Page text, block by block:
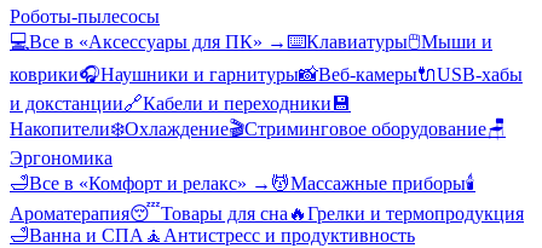
Роботы-пылесосы
💻Все в «Аксессуары для ПК» →⌨️Клавиатуры🖱️Мыши и
коврики🎧Наушники и гарнитуры📸Веб-камеры🔌USB-хабы
и докстанции🔗Кабели и переходники 💾
Накопители❄️Охлаждение🎬Стриминговое оборудование🪑
Эргономика
🛁Все в «Комфорт и релакс» → 💆Массажные приборы🕯️
Ароматерапия😴Товары для сна 🔥Грелки и термопродукция
🛁Ванна и СПА 🧘 Антистресс и продуктивность